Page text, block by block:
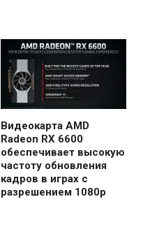
Видеокарта AMD
Radeon RX 6600
обеспечивает высокую
частоту обновления
кадров в играх с
разрешением 1080p